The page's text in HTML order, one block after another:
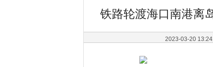
铁路轮渡海口南港离
2023-03-20